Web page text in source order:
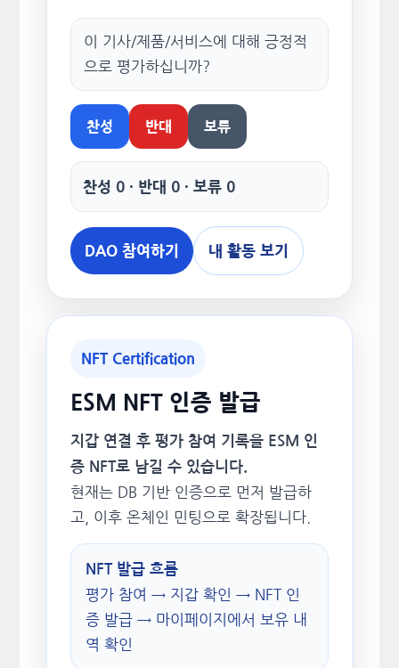
이 기사/제품/서비스에 대해 긍정적
으로 평가하십니까?
찬성 반대 보류
찬성 0 · 반대 0 · 보류 0
DAO 참여하기 내 활동 보기
NFT Certification
ESM NFT 인증 발급
지갑 연결 후 평가 참여 기록을 ESM 인
증 NFT로 남길 수 있습니다.
현재는 DB 기반 인증으로 먼저 발급하
고, 이후 온체인 민팅으로 확장됩니다.
NFT 발급 흐름
평가 참여 → 지갑 확인 → NFT 인
증 발급 → 마이페이지에서 보유 내
역 확인